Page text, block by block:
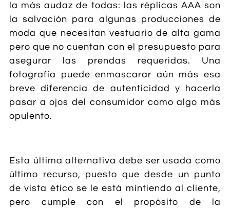
la más audaz de todas: las réplicas AAA son
la salvación para algunas producciones de
moda que necesitan vestuario de alta gama
pero que no cuentan con el presupuesto para
asegurar las prendas requeridas. Una
fotografía puede enmascarar aún más esa
breve diferencia de autenticidad y hacerla
pasar a ojos del consumidor como algo más
opulento.
Esta última alternativa debe ser usada como
último recurso, puesto que desde un punto
de vista ético se le está mintiendo al cliente,
pero cumple con el propósito de la